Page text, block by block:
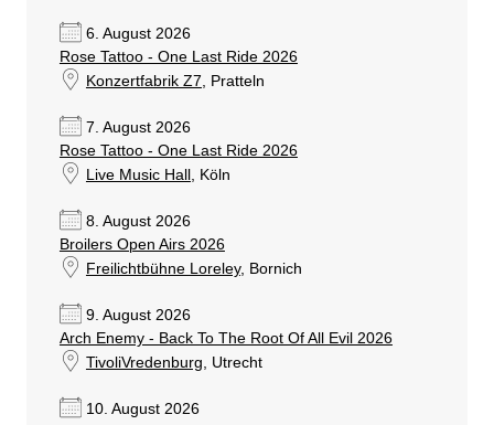
6. August 2026
Rose Tattoo - One Last Ride 2026
Konzertfabrik Z7 , Pratteln
7. August 2026
Rose Tattoo - One Last Ride 2026
Live Music Hall
, Köln
8. August 2026
Broilers Open Airs 2026
Freilichtbühne Loreley, Bornich
9. August 2026
Arch Enemy - Back To The Root Of All Evil 2026
TivoliVredenburg , Utrecht
10. August 2026